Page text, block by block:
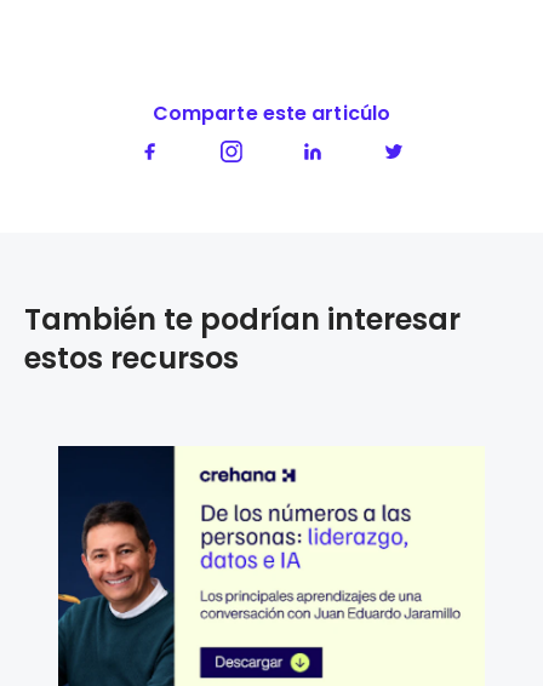
Comparte este articúlo
También te podrían interesar
estos recursos